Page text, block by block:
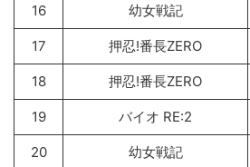
16 幼女戦記
17 押忍!番長ZERO
18 押忍!番長ZERO
19 バイオ RE:2
20 幼女戦記